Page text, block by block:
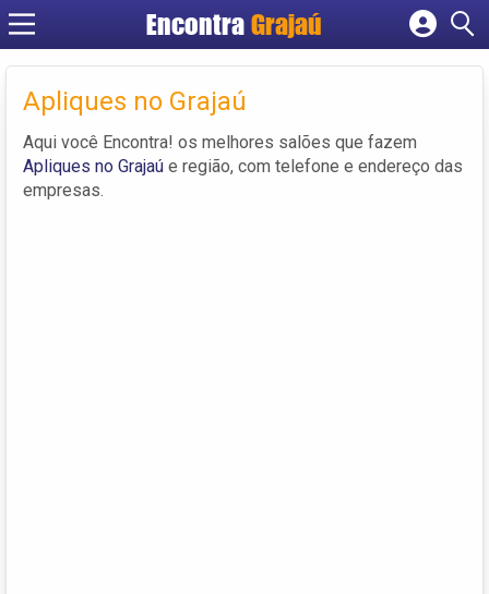
Encontra Grajaú
Cadastrar empresa
Criar conta
Apliques no Grajaú
Aqui você Encontra! os melhores salões que fazem
Apliques no Grajaú e região, com telefone e endereço das
empresas.